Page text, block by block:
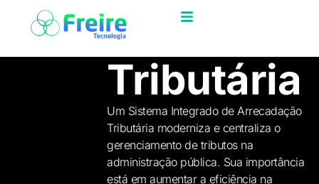
Tributária
Um Sistema Integrado de Arrecadação
Tributária moderniza e centraliza o
gerenciamento de tributos na
administração pública. Sua importância
está em aumentar a eficiência na